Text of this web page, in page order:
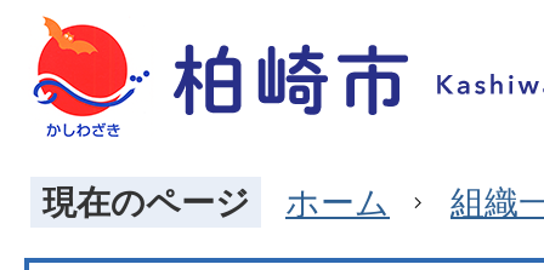
現在のページ ホーム 組織